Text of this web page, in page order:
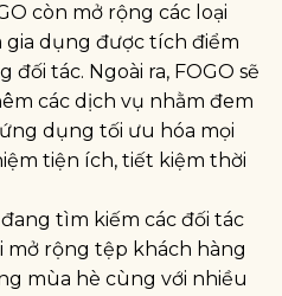
còn mở rộng các loại
gia dụng được tích điểm
đối tác. Ngoài ra, FOGO sẽ
các dịch vụ nhằm đem
dụng tối ưu hóa mọi
tiện ích, tiết kiệm thời
tìm kiếm các đối tác
mở rộng tệp khách hàng
mùa hè cùng với nhiều